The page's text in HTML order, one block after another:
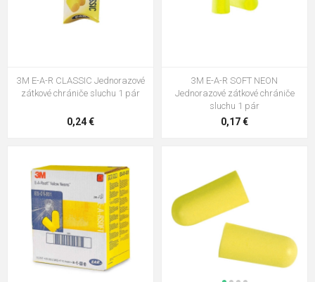
3M E-A-R CLASSIC Jednorazové
zátkové chrániče sluchu 1 pár
0,24 €
3M E-A-R SOFT NEON
Jednorazové zátkové chrániče
sluchu 1 pár
0,17 €